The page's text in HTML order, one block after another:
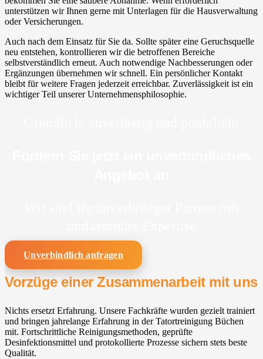
unterstützen wir Ihnen gerne mit Unterlagen für die Hausverwaltung
oder Versicherungen.
Auch nach dem Einsatz für Sie da. Sollte später eine Geruchsquelle
neu entstehen, kontrollieren wir die betroffenen Bereiche
selbstverständlich erneut. Auch notwendige Nachbesserungen oder
Ergänzungen übernehmen wir schnell. Ein persönlicher Kontakt
bleibt für weitere Fragen jederzeit erreichbar. Zuverlässigkeit ist ein
wichtiger Teil unserer Unternehmensphilosophie.
Unverbindlich anfragen
Vorzüge einer Zusammenarbeit mit uns
Nichts ersetzt Erfahrung. Unsere Fachkräfte wurden gezielt trainiert
und bringen jahrelange Erfahrung in der Tatortreinigung Büchen
mit. Fortschrittliche Reinigungsmethoden, geprüfte
Desinfektionsmittel und protokollierte Prozesse sichern stets beste
Qualität.